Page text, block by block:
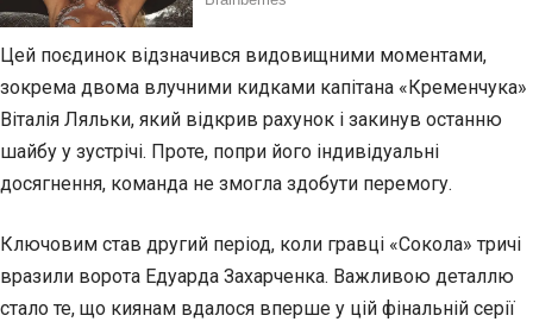
Цей поєдинок відзначився видовищними моментами,
зокрема двома влучними кидками капітана «Кременчука»
Віталія Ляльки, який відкрив рахунок і закинув останню
шайбу у зустрічі. Проте, попри його індивідуальні
досягнення, команда не змогла здобути перемогу.
Ключовим став другий період, коли гравці «Сокола» тричі
вразили ворота Едуарда Захарченка. Важливою деталлю
стало те, що киянам вдалося вперше у цій фінальній серії